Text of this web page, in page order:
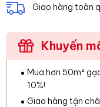
Giao hàng toàn
Khuyến
Mua hơn 50m²
10%!
Giao hàng tận